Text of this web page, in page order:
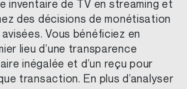
inventaire de TV en streaming et
des décisions de monétisation
avisées. Vous bénéficiez en
lieu d’une transparence
inégalée et d’un reçu pour
transaction. En plus d’analyser